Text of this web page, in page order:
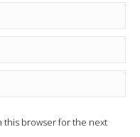
this browser for the next